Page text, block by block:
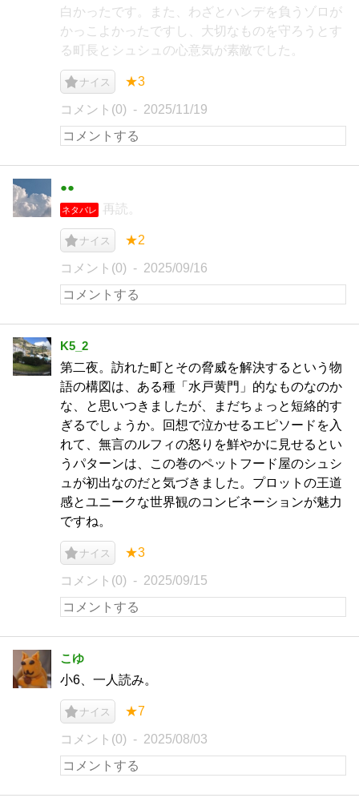
白かったです。また、わざとハンデを負うゾロが
かっこよかったですし、大切なものを守ろうとす
る町長とシュシュの心意気が素敵でした。
ナイス ★3
コメント(0) 2025/11/19
●●
ネタバレ 再読。
ナイス ★2
コメント(0) 2025/09/16
K5_2
第二夜。訪れた町とその脅威を解決するという物
語の構図は、ある種「水戸黄門」的なものなのか
な、と思いつきましたが、まだちょっと短絡的す
ぎるでしょうか。回想で泣かせるエピソードを入
れて、無言のルフィの怒りを鮮やかに見せるとい
うパターンは、この巻のペットフード屋のシュシ
ュが初出なのだと気づきました。プロットの王道
感とユニークな世界観のコンビネーションが魅力
ですね。
ナイス ★3
コメント(0) 2025/09/15
こゆ
小6、一人読み。
ナイス ★7
コメント(0) 2025/08/03